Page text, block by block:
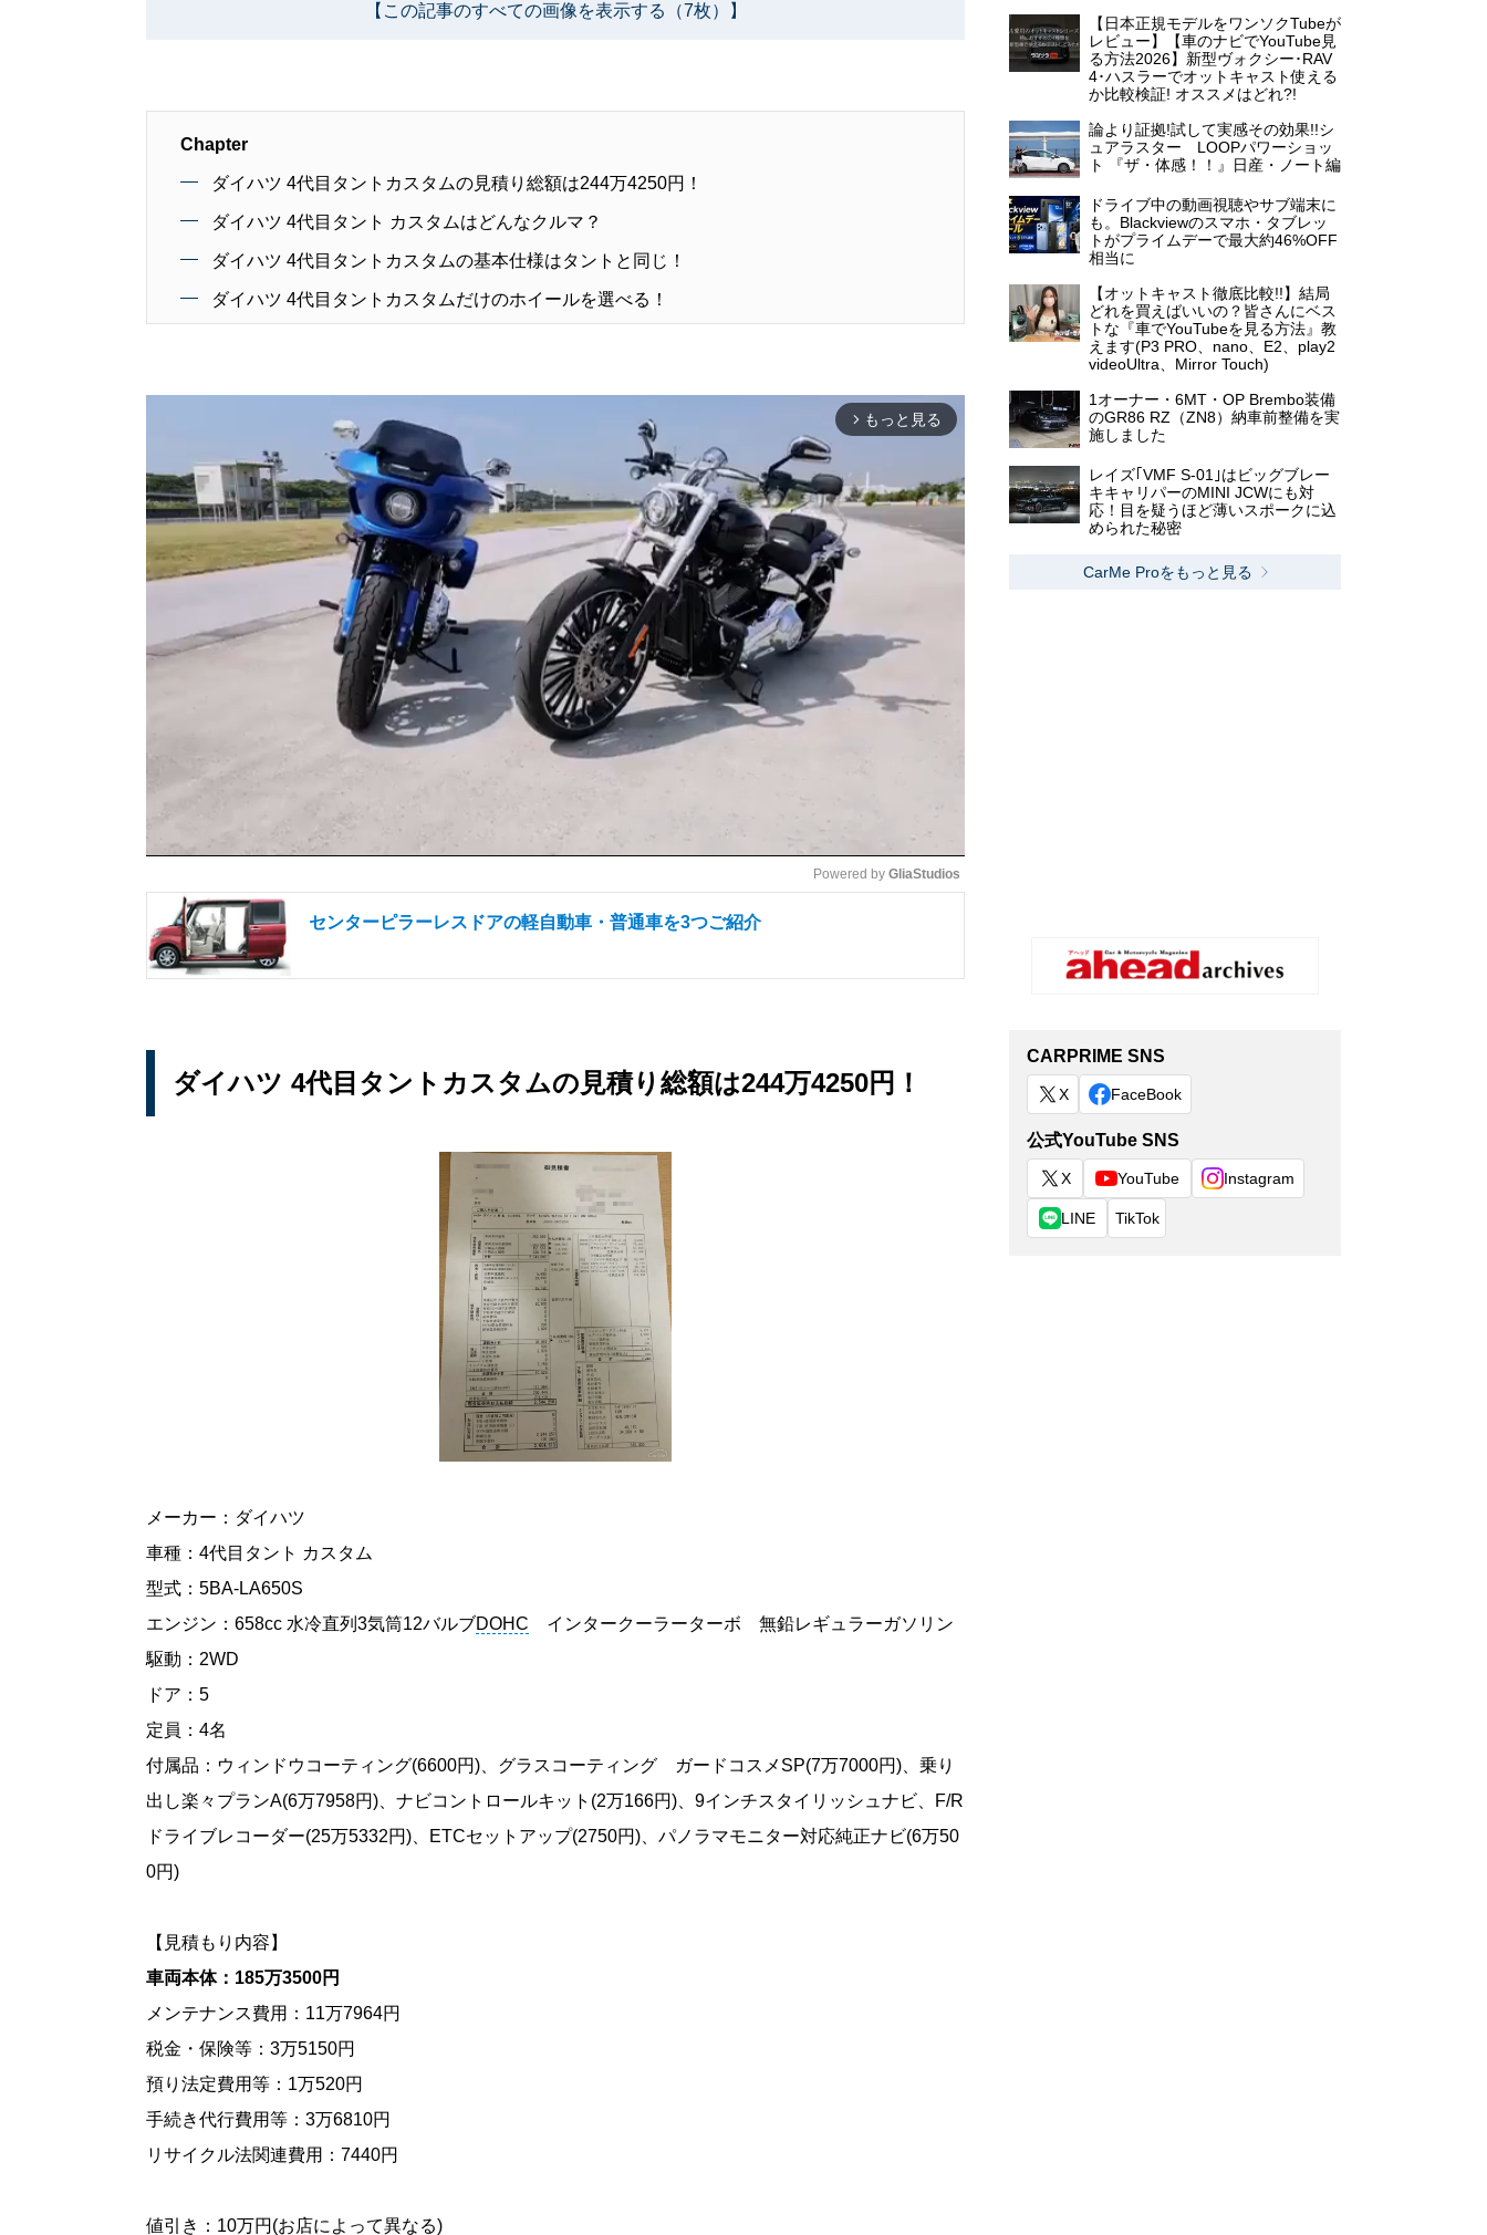
【この記事のすべての画像を表示する（7枚）】
Chapter
ダイハツ 4代目タントカスタムの見積り総額は244万4250円！
ダイハツ 4代目タント カスタムはどんなクルマ？
ダイハツ 4代目タントカスタムの基本仕様はタントと同じ！
ダイハツ 4代目タントカスタムだけのホイールを選べる！
arrow_forward_ios もっと見る
Powered by GliaStudios
センターピラーレスドアの軽自動車・普通車を3つご紹介
ダイハツ 4代目タントカスタムの見積り総額は244万4250円！
メーカー：ダイハツ
車種：4代目タント カスタム
型式：5BA-LA650S
エンジン：658cc 水冷直列3気筒12バルブDOHC インタークーラーターボ 無鉛レギュラーガソリン
駆動：2WD
ドア：5
定員：4名
付属品：ウィンドウコーティング(6600円)、グラスコーティング ガードコスメSP(7万7000円)、乗り
出し楽々プランA(6万7958円)、ナビコントロールキット(2万166円)、9インチスタイリッシュナビ、F/R
ドライブレコーダー(25万5332円)、ETCセットアップ(2750円)、パノラマモニター対応純正ナビ(6万50
0円)
【見積もり内容】
車両本体：185万3500円
メンテナンス費用：11万7964円
税金・保険等：3万5150円
預り法定費用等：1万520円
手続き代行費用等：3万6810円
リサイクル法関連費用：7440円
値引き：10万円(お店によって異なる)
【日本正規モデルをワンソクTubeが
レビュー】【車のナビでYouTube見
る方法2026】新型ヴォクシー･RAV
4･ハスラーでオットキャスト使える
か比較検証! オススメはどれ?!
論より証拠!試して実感その効果!!シ
ュアラスター LOOPパワーショッ
ト 『ザ・体感！！』日産・ノート編
ドライブ中の動画視聴やサブ端末に
も。Blackviewのスマホ・タブレッ
トがプライムデーで最大約46%OFF
相当に
【オットキャスト徹底比較!!】結局
どれを買えばいいの？皆さんにベス
トな『車でYouTubeを見る方法』教
えます(P3 PRO、nano、E2、play2
videoUltra、Mirror Touch)
1オーナー・6MT・OP Brembo装備
のGR86 RZ（ZN8）納車前整備を実
施しました
レイズ｢VMF S-01｣はビッグブレー
キキャリパーのMINI JCWにも対
応！目を疑うほど薄いスポークに込
められた秘密
CarMe Proをもっと見る
CARPRIME SNS
X FaceBook
公式YouTube SNS
X YouTube Instagram
LINE TikTok